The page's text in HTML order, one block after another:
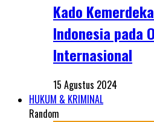
Kado
Indonesia pada
Internasional
15 Agustus 2024
HUKUM & KRIMINAL
Random